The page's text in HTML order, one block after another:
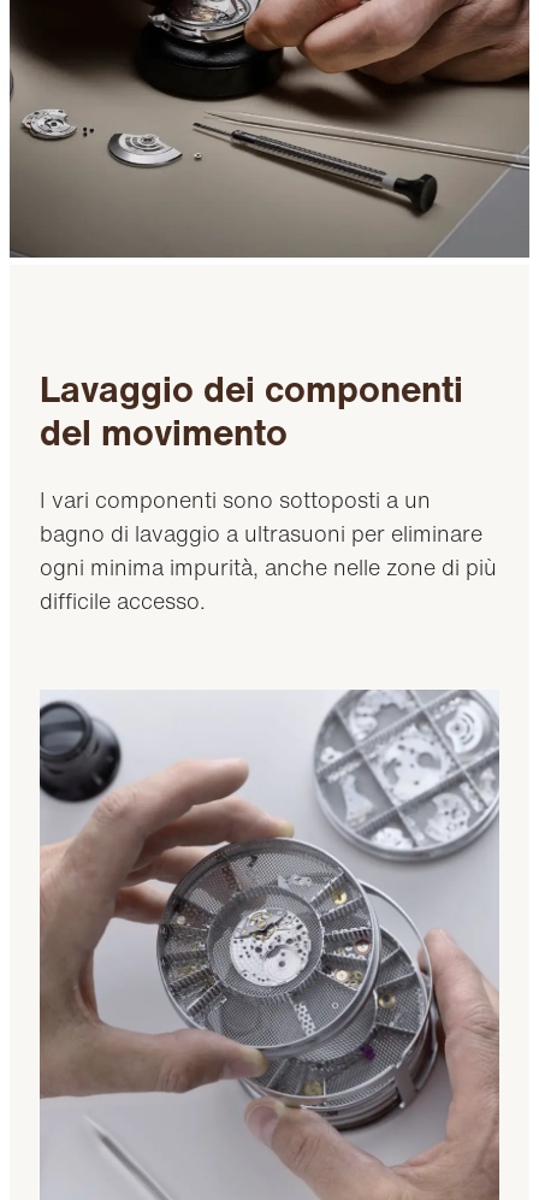
Lavaggio dei componenti
del movimento
I vari componenti sono sottoposti a un
bagno di lavaggio a ultrasuoni per eliminare
ogni minima impurità, anche nelle zone di più
difficile accesso.